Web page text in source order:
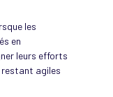
les
en
leurs efforts
agiles